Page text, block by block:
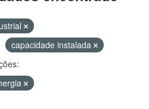
capacidade instalada